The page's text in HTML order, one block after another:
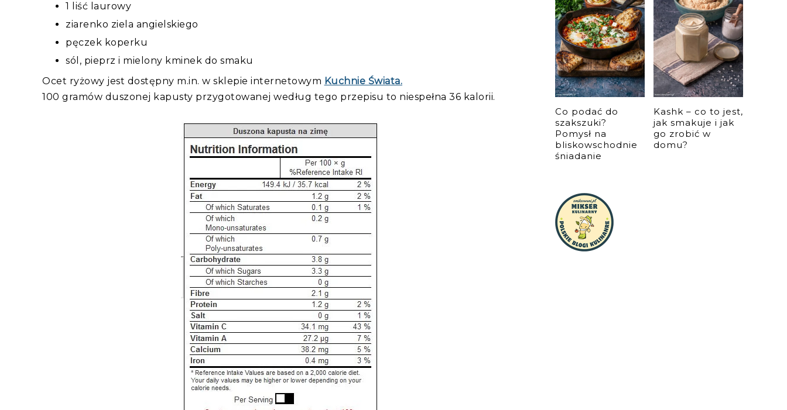
1 liść laurowy
ziarenko ziela angielskiego
pęczek koperku
sól, pieprz i mielony kminek do smaku
Ocet ryżowy jest dostępny m.in. w sklepie internetowym Kuchnie Świata.
100 gramów duszonej kapusty przygotowanej według tego przepisu to niespełna 36 kalorii.
Co podać do
szakszuki?
Pomysł na
bliskowschodnie
śniadanie
Kashk – co to jest,
jak smakuje i jak
go zrobić w
domu?